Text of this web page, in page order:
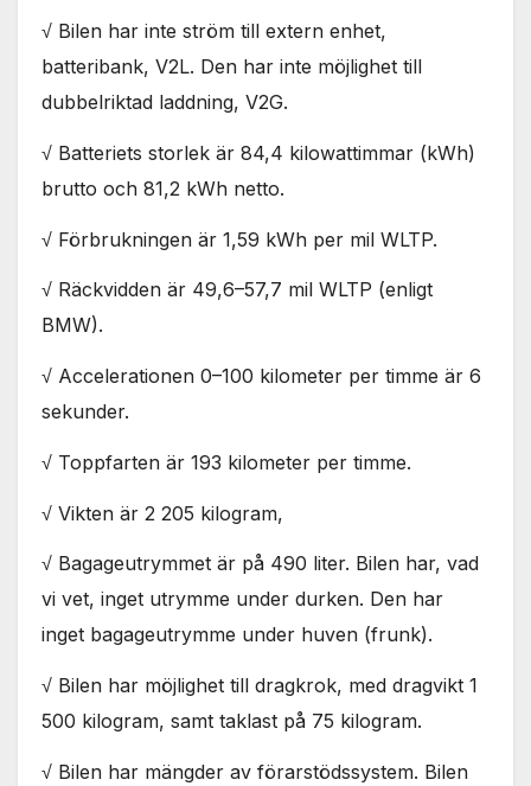
√ Bilen har inte ström till extern enhet,
batteribank, V2L. Den har inte möjlighet till
dubbelriktad laddning, V2G.
√ Batteriets storlek är 84,4 kilowattimmar (kWh)
brutto och 81,2 kWh netto.
√ Förbrukningen är 1,59 kWh per mil WLTP.
√ Räckvidden är 49,6–57,7 mil WLTP (enligt
BMW).
√ Accelerationen 0–100 kilometer per timme är 6
sekunder.
√ Toppfarten är 193 kilometer per timme.
√ Vikten är 2 205 kilogram,
√ Bagageutrymmet är på 490 liter. Bilen har, vad
vi vet, inget utrymme under durken. Den har
inget bagageutrymme under huven (frunk).
√ Bilen har möjlighet till dragkrok, med dragvikt 1
500 kilogram, samt taklast på 75 kilogram.
√ Bilen har mängder av förarstödssystem. Bilen
fungera.
För att vi ska
kunna
funktionalitet
uppbyggnad,
används.
Marknadsföring
beteende när du
chansen att få se
personligt
anpassat innehåll
och erbjudanden.